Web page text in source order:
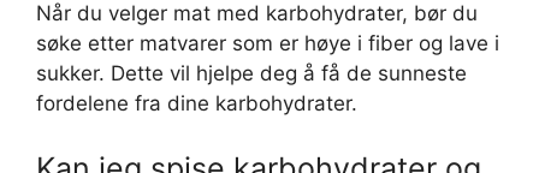
Når du velger mat med karbohydrater, bør du
søke etter matvarer som er høye i fiber og lave i
sukker. Dette vil hjelpe deg å få de sunneste
fordelene fra dine karbohydrater.